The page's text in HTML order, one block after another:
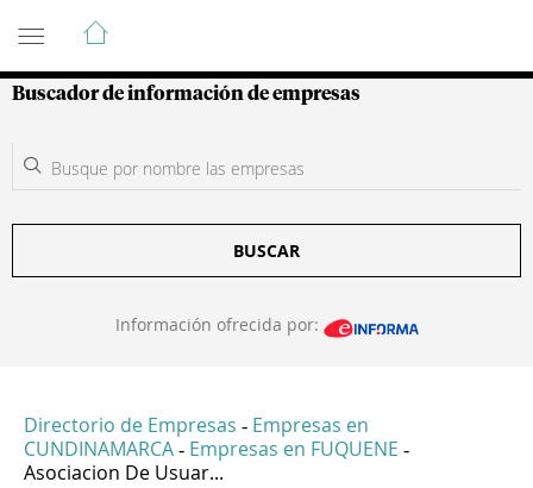
Guía de Empresas Colombianas
Buscador de información de empresas
BUSCAR
Información ofrecida por:
Directorio de Empresas - Empresas en
CUNDINAMARCA - Empresas en FUQUENE -
Asociacion De Usuar...